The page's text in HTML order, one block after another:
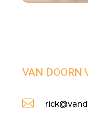
VAN DOORN
